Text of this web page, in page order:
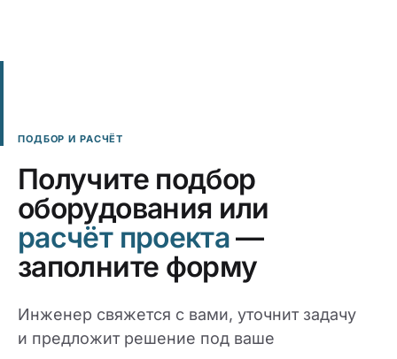
ПОДБОР И РАСЧЁТ
Получите подбор
оборудования или
расчёт проекта—
заполните форму
Инженер свяжется с вами, уточнит задачу
и предложит решение под ваше